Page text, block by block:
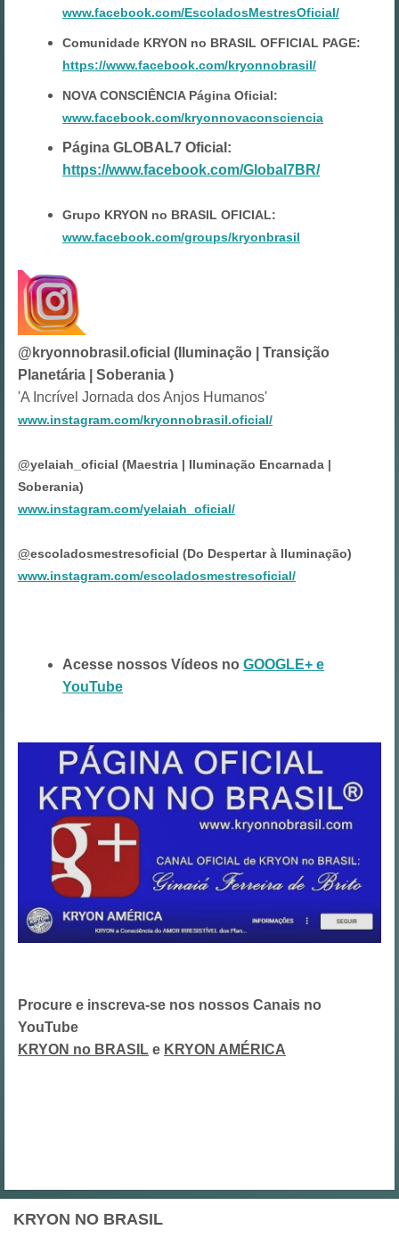
www.facebook.com/EscoladosMestresOficial/
Comunidade KRYON no BRASIL OFFICIAL PAGE:
https://www.facebook.com/kryonnobrasil/
NOVA CONSCIÊNCIA Página Oficial:
www.facebook.com/kryonnovaconsciencia
Página GLOBAL7 Oficial:
https://www.facebook.com/Global7BR/
Grupo KRYON no BRASIL OFICIAL:
www.facebook.com/groups/kryonbrasil
@kryonnobrasil.oficial (Iluminação | Transição
Planetária | Soberania )
'A Incrível Jornada dos Anjos Humanos'
www.instagram.com/kryonnobrasil.oficial/
@yelaiah_oficial (Maestria | Iluminação Encarnada |
Soberania)
www.instagram.com/yelaiah_oficial/
@escoladosmestresoficial (Do Despertar à Iluminação)
www.instagram.com/escoladosmestresoficial/
Acesse nossos Vídeos no GOOGLE+ e
YouTube
Procure e inscreva-se nos nossos Canais no
YouTube
KRYON no BRASIL e KRYON AMÉRICA
KRYON NO BRASIL